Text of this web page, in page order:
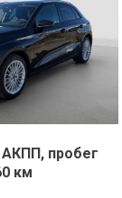
АКПП, пробег
км